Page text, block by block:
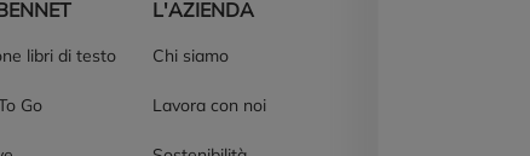
libri di testo
Go
L'AZIENDA
Chi siamo
Lavora con noi